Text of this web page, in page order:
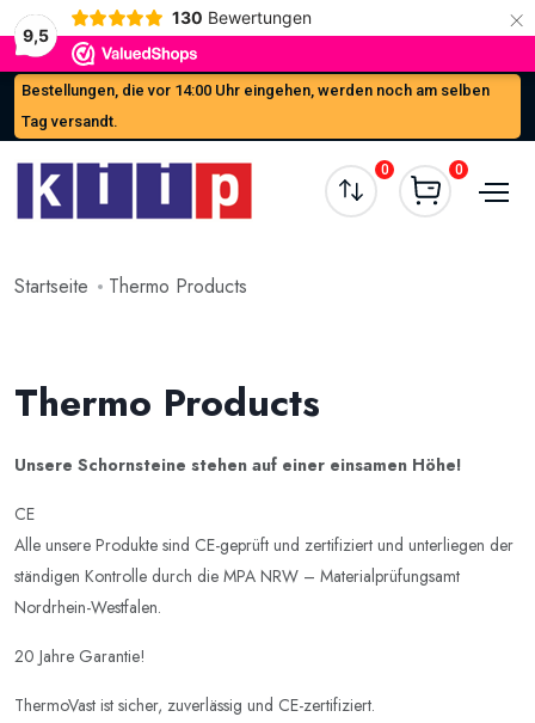
9,5
130 Bewertungen ×
Bestellungen, die vor 14:00 Uhr eingehen, werden noch am selben
Tag versandt.
0 0
Startseite Thermo Products
Thermo Products
Unsere Schornsteine stehen auf einer einsamen Höhe!
CE
Alle unsere Produkte sind CE-geprüft und zertifiziert und unterliegen der
ständigen Kontrolle durch die MPA NRW – Materialprüfungsamt
Nordrhein-Westfalen.
20 Jahre Garantie!
ThermoVast ist sicher, zuverlässig und CE-zertifiziert.